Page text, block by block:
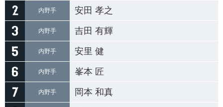
内野手 安田 孝之
内野手 吉田 有輝
内野手 安里 健
内野手 峯本 匠
内野手 岡本 和真